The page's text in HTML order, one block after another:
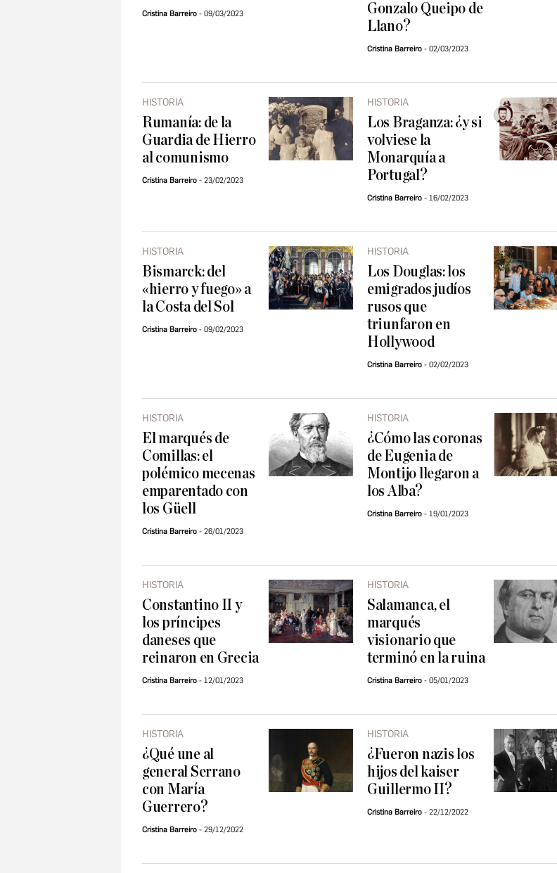
Cristina Barreiro 09/03/2023
Gonzalo Queipo de
Llano?
Cristina Barreiro 02/03/2023
HISTORIA
Rumanía: de la
Guardia de Hierro
al comunismo
Cristina Barreiro 23/02/2023
HISTORIA
Los Braganza: ¿y si
volviese la
Monarquía a
Portugal?
Cristina Barreiro 16/02/2023
HISTORIA
Bismarck: del
«hierro y fuego» a
la Costa del Sol
Cristina Barreiro 09/02/2023
HISTORIA
Los Douglas: los
emigrados judíos
rusos que
triunfaron en
Hollywood
Cristina Barreiro 02/02/2023
HISTORIA
El marqués de
Comillas: el
polémico mecenas
emparentado con
los Güell
Cristina Barreiro 26/01/2023
HISTORIA
¿Cómo las coronas
de Eugenia de
Montijo llegaron a
los Alba?
Cristina Barreiro 19/01/2023
HISTORIA
Constantino II y
los príncipes
daneses que
reinaron en Grecia
Cristina Barreiro 12/01/2023
HISTORIA
Salamanca, el
marqués
visionario que
terminó en la ruina
Cristina Barreiro 05/01/2023
HISTORIA
¿Qué une al
general Serrano
con María
Guerrero?
Cristina Barreiro 29/12/2022
HISTORIA
¿Fueron nazis los
hijos del kaiser
Guillermo II?
Cristina Barreiro 22/12/2022